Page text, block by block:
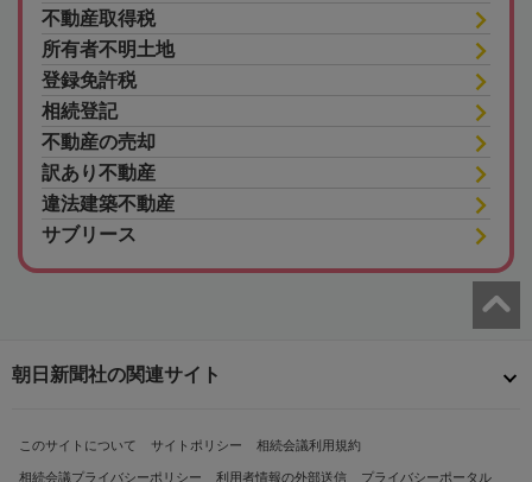
不動産取得税
所有者不明土地
登録免許税
相続登記
不動産の売却
訳あり不動産
違法建築不動産
サブリース
朝日新聞社の関連サイト
このサイトについて サイトポリシー 相続会議利用規約
相続会議プライバシーポリシー 利用者情報の外部送信 プライバシーポータル